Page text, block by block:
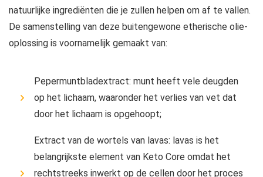
natuurlijke ingrediënten die je zullen helpen om af te vallen.
De samenstelling van deze buitengewone etherische olie-
oplossing is voornamelijk gemaakt van:
Pepermuntbladextract: munt heeft vele deugden
op het lichaam, waaronder het verlies van vet dat
door het lichaam is opgehoopt;
Extract van de wortels van lavas: lavas is het
belangrijkste element van Keto Core omdat het
rechtstreeks inwerkt op de cellen door het proces